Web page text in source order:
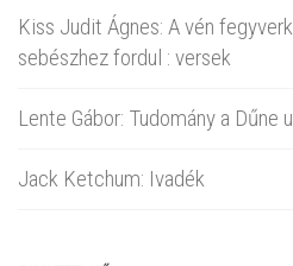
Kiss Judit Ágnes: A vén
sebészhez fordul : versek
Lente Gábor: Tudomány a Dűne
Jack Ketchum: Ivadék